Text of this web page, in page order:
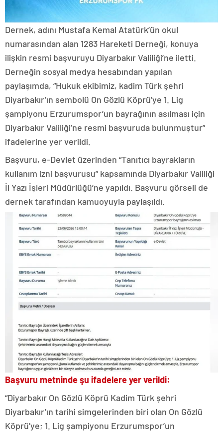
Dernek, adını Mustafa Kemal Atatürk’ün okul
numarasından alan 1283 Hareketi Derneği, konuya
ilişkin resmi başvuruyu Diyarbakır Valiliği’ne iletti.
Derneğin sosyal medya hesabından yapılan
paylaşımda, “Hukuk ekibimiz, kadim Türk şehri
Diyarbakır’ın sembolü On Gözlü Köprü’ye 1. Lig
şampiyonu Erzurumspor’un bayrağının asılması için
Diyarbakır Valiliği’ne resmi başvuruda bulunmuştur”
ifadelerine yer verildi.
Başvuru, e-Devlet üzerinden “Tanıtıcı bayrakların
kullanım izni başvurusu” kapsamında Diyarbakır Valiliği
İl Yazı İşleri Müdürlüğü’ne yapıldı. Başvuru görseli de
dernek tarafından kamuoyuyla paylaşıldı.
Başvuru metninde şu ifadelere yer verildi:
“Diyarbakır On Gözlü Köprü Kadim Türk şehri
Diyarbakır’ın tarihi simgelerinden biri olan On Gözlü
Köprü’ye; 1. Lig şampiyonu Erzurumspor’un